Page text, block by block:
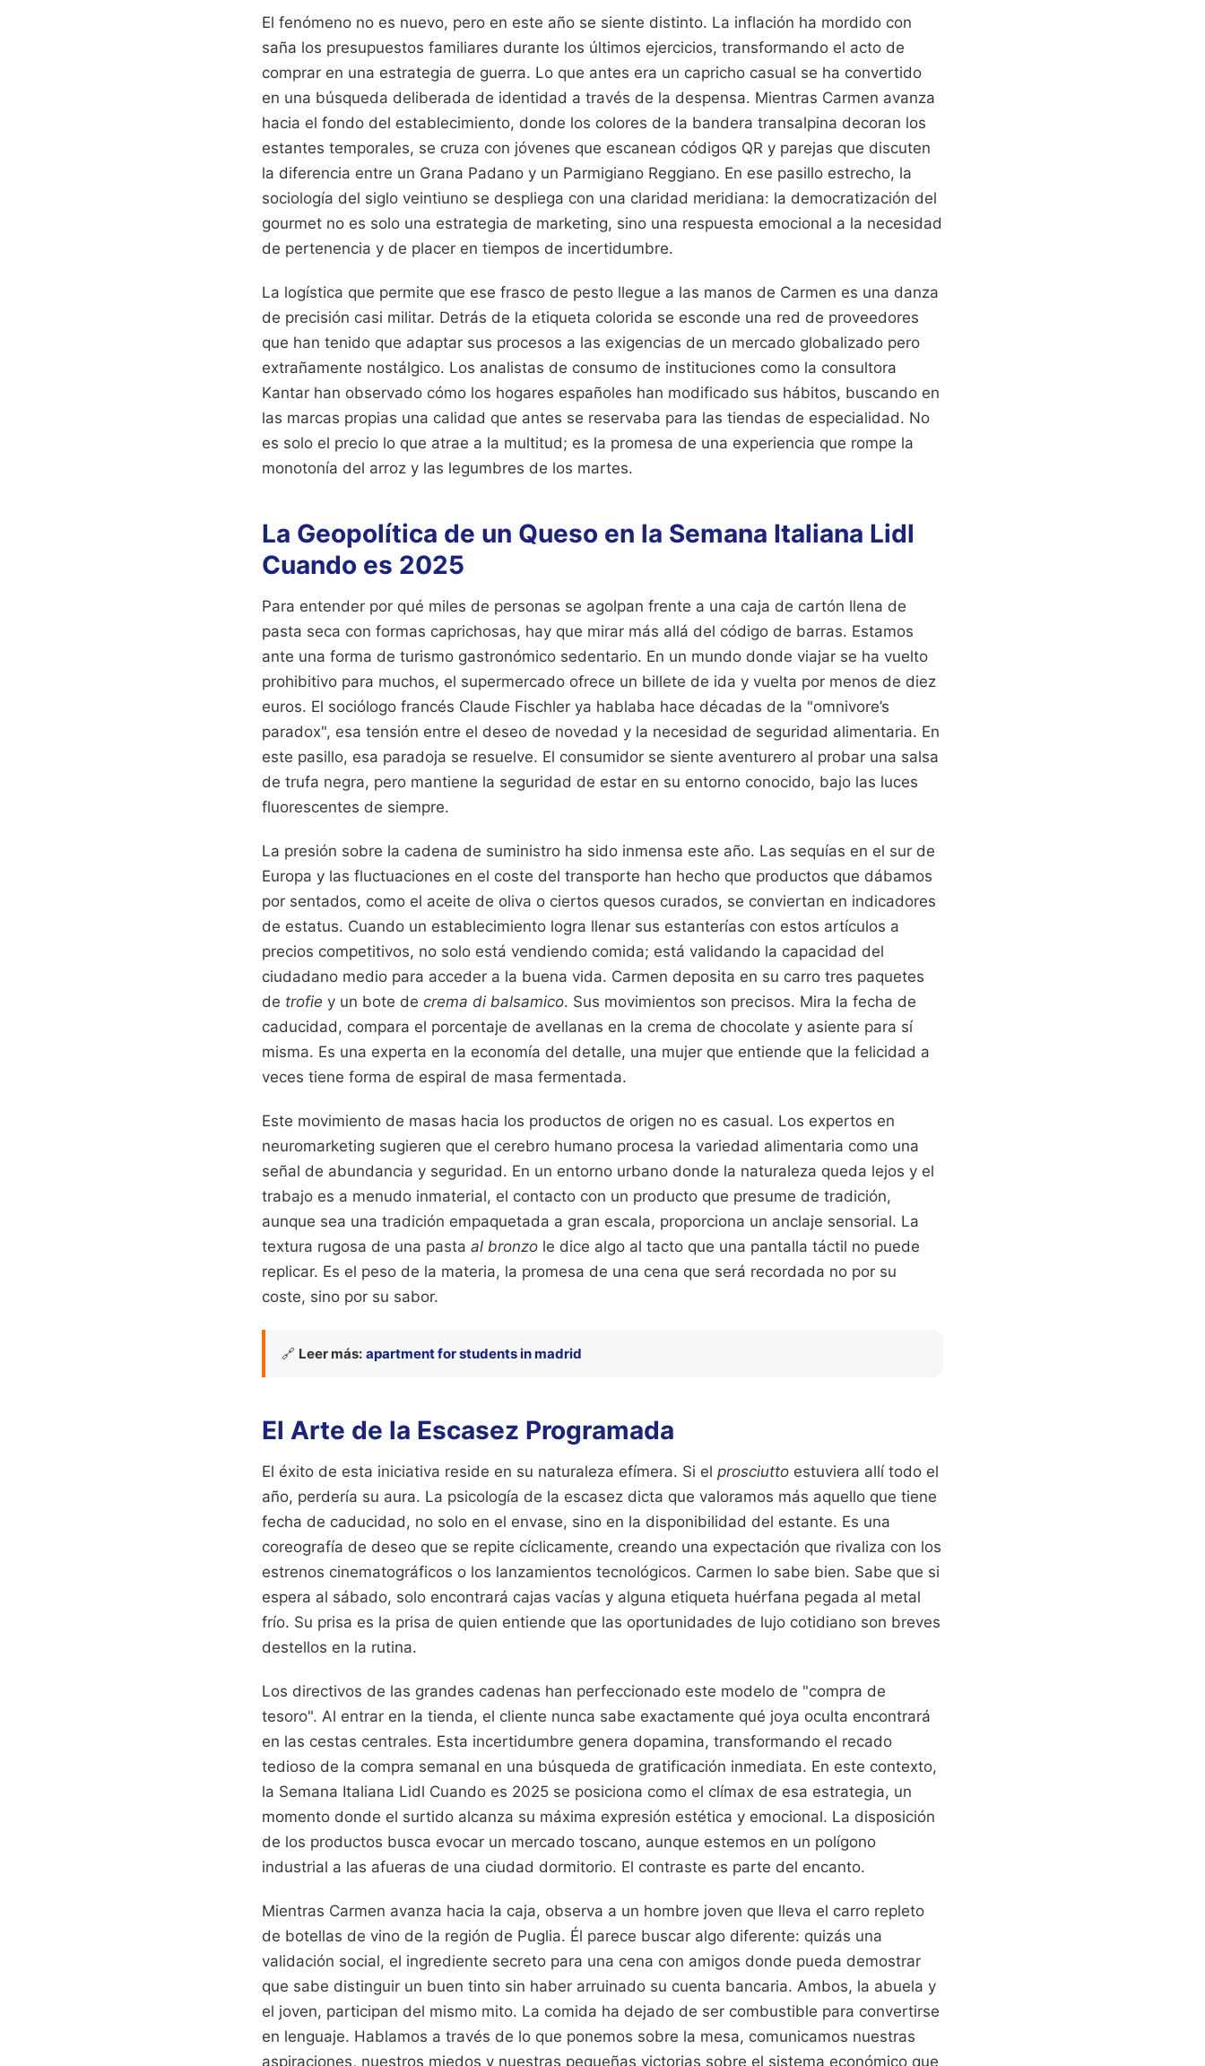
El fenómeno no es nuevo, pero en este año se siente distinto. La inflación ha mordido con
saña los presupuestos familiares durante los últimos ejercicios, transformando el acto de
comprar en una estrategia de guerra. Lo que antes era un capricho casual se ha convertido
en una búsqueda deliberada de identidad a través de la despensa. Mientras Carmen avanza
hacia el fondo del establecimiento, donde los colores de la bandera transalpina decoran los
estantes temporales, se cruza con jóvenes que escanean códigos QR y parejas que discuten
la diferencia entre un Grana Padano y un Parmigiano Reggiano. En ese pasillo estrecho, la
sociología del siglo veintiuno se despliega con una claridad meridiana: la democratización del
gourmet no es solo una estrategia de marketing, sino una respuesta emocional a la necesidad
de pertenencia y de placer en tiempos de incertidumbre.
La logística que permite que ese frasco de pesto llegue a las manos de Carmen es una danza
de precisión casi militar. Detrás de la etiqueta colorida se esconde una red de proveedores
que han tenido que adaptar sus procesos a las exigencias de un mercado globalizado pero
extrañamente nostálgico. Los analistas de consumo de instituciones como la consultora
Kantar han observado cómo los hogares españoles han modificado sus hábitos, buscando en
las marcas propias una calidad que antes se reservaba para las tiendas de especialidad. No
es solo el precio lo que atrae a la multitud; es la promesa de una experiencia que rompe la
monotonía del arroz y las legumbres de los martes.
La Geopolítica de un Queso en la Semana Italiana Lidl
Cuando es 2025
Para entender por qué miles de personas se agolpan frente a una caja de cartón llena de
pasta seca con formas caprichosas, hay que mirar más allá del código de barras. Estamos
ante una forma de turismo gastronómico sedentario. En un mundo donde viajar se ha vuelto
prohibitivo para muchos, el supermercado ofrece un billete de ida y vuelta por menos de diez
euros. El sociólogo francés Claude Fischler ya hablaba hace décadas de la "omnivore’s
paradox", esa tensión entre el deseo de novedad y la necesidad de seguridad alimentaria. En
este pasillo, esa paradoja se resuelve. El consumidor se siente aventurero al probar una salsa
de trufa negra, pero mantiene la seguridad de estar en su entorno conocido, bajo las luces
fluorescentes de siempre.
La presión sobre la cadena de suministro ha sido inmensa este año. Las sequías en el sur de
Europa y las fluctuaciones en el coste del transporte han hecho que productos que dábamos
por sentados, como el aceite de oliva o ciertos quesos curados, se conviertan en indicadores
de estatus. Cuando un establecimiento logra llenar sus estanterías con estos artículos a
precios competitivos, no solo está vendiendo comida; está validando la capacidad del
ciudadano medio para acceder a la buena vida. Carmen deposita en su carro tres paquetes
de trofie y un bote de crema di balsamico. Sus movimientos son precisos. Mira la fecha de
caducidad, compara el porcentaje de avellanas en la crema de chocolate y asiente para sí
misma. Es una experta en la economía del detalle, una mujer que entiende que la felicidad a
veces tiene forma de espiral de masa fermentada.
Este movimiento de masas hacia los productos de origen no es casual. Los expertos en
neuromarketing sugieren que el cerebro humano procesa la variedad alimentaria como una
señal de abundancia y seguridad. En un entorno urbano donde la naturaleza queda lejos y el
trabajo es a menudo inmaterial, el contacto con un producto que presume de tradición,
aunque sea una tradición empaquetada a gran escala, proporciona un anclaje sensorial. La
textura rugosa de una pasta al bronzo le dice algo al tacto que una pantalla táctil no puede
replicar. Es el peso de la materia, la promesa de una cena que será recordada no por su
coste, sino por su sabor.
🔗 Leer más: apartment for students in madrid
El Arte de la Escasez Programada
El éxito de esta iniciativa reside en su naturaleza efímera. Si el prosciutto estuviera allí todo el
año, perdería su aura. La psicología de la escasez dicta que valoramos más aquello que tiene
fecha de caducidad, no solo en el envase, sino en la disponibilidad del estante. Es una
coreografía de deseo que se repite cíclicamente, creando una expectación que rivaliza con los
estrenos cinematográficos o los lanzamientos tecnológicos. Carmen lo sabe bien. Sabe que si
espera al sábado, solo encontrará cajas vacías y alguna etiqueta huérfana pegada al metal
frío. Su prisa es la prisa de quien entiende que las oportunidades de lujo cotidiano son breves
destellos en la rutina.
Los directivos de las grandes cadenas han perfeccionado este modelo de "compra de
tesoro". Al entrar en la tienda, el cliente nunca sabe exactamente qué joya oculta encontrará
en las cestas centrales. Esta incertidumbre genera dopamina, transformando el recado
tedioso de la compra semanal en una búsqueda de gratificación inmediata. En este contexto,
la Semana Italiana Lidl Cuando es 2025 se posiciona como el clímax de esa estrategia, un
momento donde el surtido alcanza su máxima expresión estética y emocional. La disposición
de los productos busca evocar un mercado toscano, aunque estemos en un polígono
industrial a las afueras de una ciudad dormitorio. El contraste es parte del encanto.
Mientras Carmen avanza hacia la caja, observa a un hombre joven que lleva el carro repleto
de botellas de vino de la región de Puglia. Él parece buscar algo diferente: quizás una
validación social, el ingrediente secreto para una cena con amigos donde pueda demostrar
que sabe distinguir un buen tinto sin haber arruinado su cuenta bancaria. Ambos, la abuela y
el joven, participan del mismo mito. La comida ha dejado de ser combustible para convertirse
en lenguaje. Hablamos a través de lo que ponemos sobre la mesa, comunicamos nuestras
aspiraciones, nuestros miedos y nuestras pequeñas victorias sobre el sistema económico que